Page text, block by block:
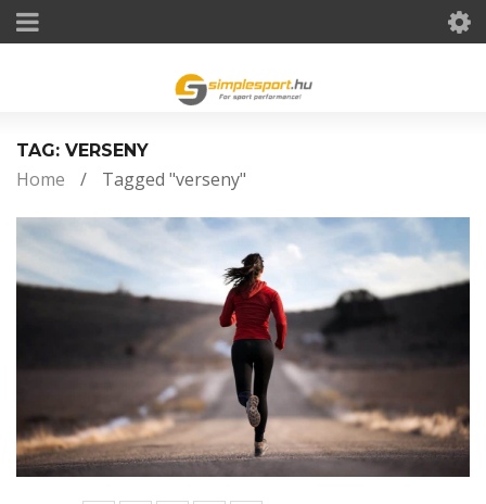
TAG: VERSENY
Home / Tagged "verseny"